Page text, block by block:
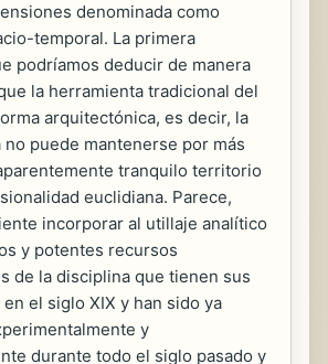
denominada como
temporal. La primera
podríamos deducir de manera
la herramienta tradicional del
arquitectónica, es decir, la
no puede mantenerse por más
tranquilo territorio
euclidiana. Parece,
incorporar al utillaje analítico
y potentes recursos
de la disciplina que tienen sus
el siglo XIX y han sido ya
y
durante todo el siglo pasado y